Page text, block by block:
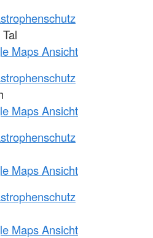
Maps Ansicht
Maps Ansicht
Maps Ansicht
Maps Ansicht